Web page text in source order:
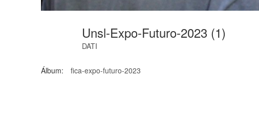
Unsl-Expo-Futuro-2023 (1)
DATI
Álbum: fica-expo-futuro-2023